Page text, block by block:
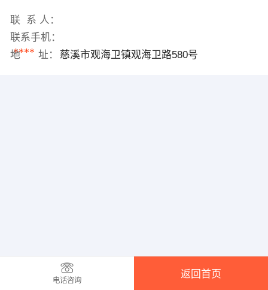
联 系 人：
联系手机：
****
地 址： 慈溪市观海卫镇观海卫路580号
电话咨询
返回首页